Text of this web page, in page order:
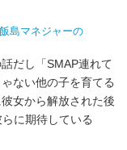
島マネジャーの
だし「SMAP連れて
ない他の子を育てる
女から解放された後
に期待している